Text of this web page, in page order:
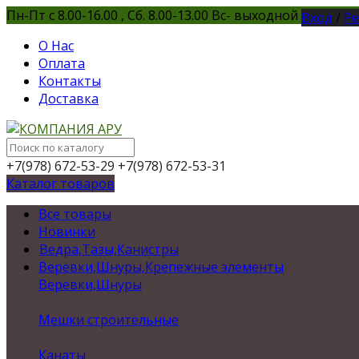
Пн-Пт с 8.00-16.00 , Сб. 8.00-13.00 Вс- выходной Вход /
О Нас
Оплата
Контакты
Доставка
+7(978) 672-53-29 +7(978) 672-53-31
Каталог товаров
Все товары
Новинки
Ведра,Тазы,Канистры
Веревки,Шнуры,Крепежные элементы
Веревки,Шнуры
Мешки строительные
Канаты